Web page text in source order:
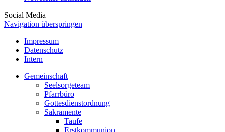
Social Media
Navigation überspringen
Impressum
Datenschutz
Intern
Gemeinschaft
Seelsorgeteam
Pfarrbüro
Gottesdienstordnung
Sakramente
Taufe
Erstkommunion